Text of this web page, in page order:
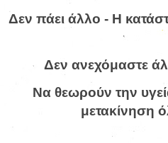
Δεν πάει άλλο - Η
Δεν ανεχόμαστε
Να θεωρούν την
μετακίνηση